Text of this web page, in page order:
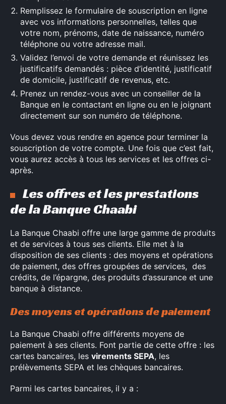
Remplissez le formulaire de souscription en ligne
avec vos informations personnelles, telles que
votre nom, prénoms, date de naissance, numéro
téléphone ou votre adresse mail.
Validez l’envoi de votre demande et réunissez les
justificatifs demandés : pièce d’identité, justificatif
de domicile, justificatif de revenus, etc.
Prenez un rendez-vous avec un conseiller de la
Banque en le contactant en ligne ou en le joignant
directement sur son numéro de téléphone.
Vous devez vous rendre en agence pour terminer la
souscription de votre compte. Une fois que c’est fait,
vous aurez accès à tous les services et les offres ci-
après.
Les offres et les prestations
de la Banque Chaabi
La Banque Chaabi offre une large gamme de produits
et de services à tous ses clients. Elle met à la
disposition de ses clients : des moyens et opérations
de paiement, des offres groupées de services, des
crédits, de l’épargne, des produits d’assurance et une
banque à distance.
Des moyens et opérations de paiement
La Banque Chaabi offre différents moyens de
paiement à ses clients. Font partie de cette offre : les
cartes bancaires, les virements SEPA, les
prélèvements SEPA et les chèques bancaires.
Parmi les cartes bancaires, il y a :